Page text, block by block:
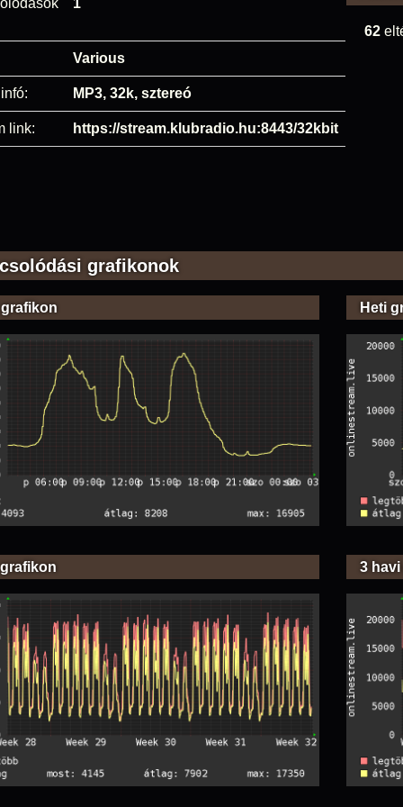
1
Various
MP3, 32k, sztereó
link: https://stream.klubradio.hu:8443/32kbit
62
grafikonok
Heti
3